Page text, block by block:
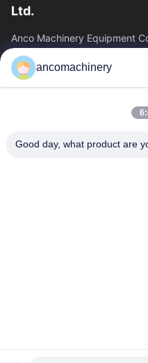
Ltd.
Anco Machinery Equipment Co.,
সদর দপ্তর চীনের জিয়াংসু প্রদেশের সুঝো
গুরুত্বপূর্ণ সংযোগ
কারখানা ভ্রমণ
ancomachinery
Good day, what product are